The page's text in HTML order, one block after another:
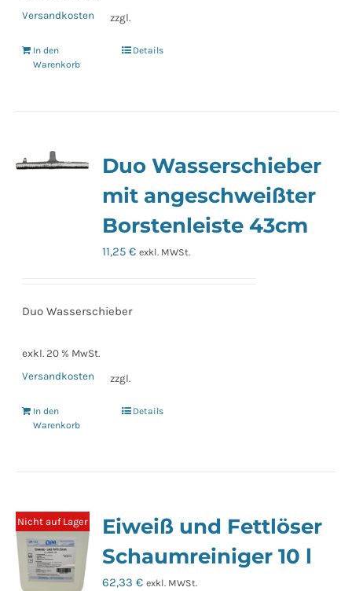
zzgl.
Versandkosten
In den
Warenkorb
Details
Duo Wasserschieber
mit angeschweißter
Borstenleiste 43cm
11,25€ exkl. MWSt.
Duo Wasserschieber
exkl. 20 % MwSt.
zzgl.
Versandkosten
In den
Warenkorb
Details
Nicht auf Lager
Eiweiß und Fettlöser
Schaumreiniger 10 l
62,33€ exkl. MWSt.